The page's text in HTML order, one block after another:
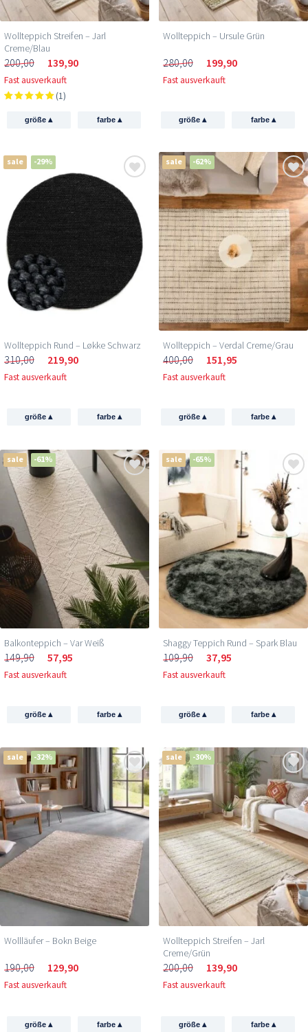
Wollteppich Streifen – Jarl
Creme/Blau
200,00 139,90
Fast ausverkauft
(1)
größe▴ farbe ▴
Wollteppich – Ursule Grün
280,00 199,90
Fast ausverkauft
größe▴ farbe ▴
sale -29%
Wollteppich Rund – Løkke Schwarz
310,00 219,90
Fast ausverkauft
größe▴ farbe ▴
sale -62%
Wollteppich – Verdal Creme/Grau
400,00 151,95
Fast ausverkauft
größe▴ farbe ▴
sale -61%
Balkonteppich – Var Weiß
149,90 57,95
Fast ausverkauft
größe▴ farbe ▴
sale -65%
Shaggy Teppich Rund – Spark Blau
109,90 37,95
Fast ausverkauft
größe▴ farbe ▴
sale -32%
Wollläufer – Bokn Beige
190,00 129,90
Fast ausverkauft
größe▴ farbe ▴
sale -30%
Wollteppich Streifen – Jarl
Creme/Grün
200,00 139,90
Fast ausverkauft
größe▴ farbe ▴